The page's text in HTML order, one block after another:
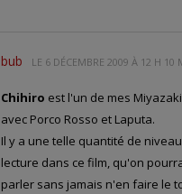
bub LE 6 DÉCEMBRE 2009 À 12 H 10
Chihiro est l'un de mes
avec Porco Rosso et Laputa.
Il y a une telle quantité de
lecture dans ce film, qu'on
parler sans jamais n'en faire le